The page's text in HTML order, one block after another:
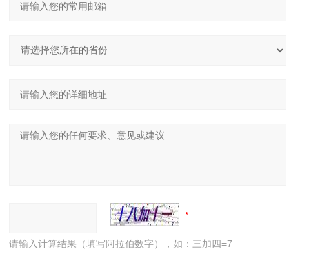
请输入计算结果（填写阿拉伯数字），如：三加四=7